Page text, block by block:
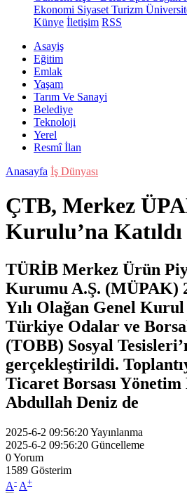
Ekonomi Siyaset Turizm
Künye İletişim RSS
Asayiş
Eğitim
Emlak
Yaşam
Tarım Ve Sanayi
Belediye
Teknoloji
Yerel
Resmî İlan
Anasayfa İş Dünyası
ÇTB, Merkez
Kurulu’na Katıldı
TÜRİB Merkez Ürün
Kurumu A.Ş. (MÜPAK)
Yılı Olağan Genel Kurul
Türkiye Odalar ve
(TOBB) Sosyal
gerçekleştirildi.
Ticaret Borsası
Abdullah Deniz de
2025-6-2 09:56:20Yayınlanma
2025-6-2 09:56:20 Güncelleme
0Yorum
1589 Gösterim
A- A+